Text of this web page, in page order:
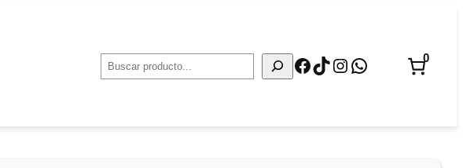
Facebook
TikTok
Instagram
WhatsApp
0